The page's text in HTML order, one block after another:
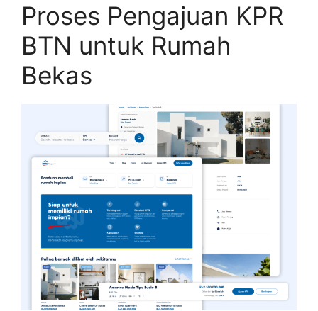
Proses Pengajuan KPR
BTN untuk Rumah
Bekas